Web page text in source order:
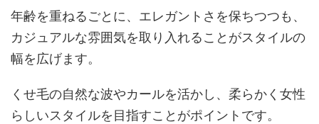
年齢を重ねるごとに、エレガントさを保ちつつも、
カジュアルな雰囲気を取り入れることがスタイルの
幅を広げます。
くせ毛の自然な波やカールを活かし、柔らかく女性
らしいスタイルを目指すことがポイントです。